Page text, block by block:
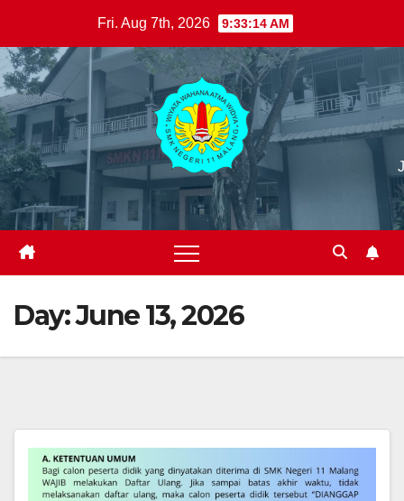
content
Fri. Aug 7th, 2026 9:33:15 AM
Day:June 13, 2026